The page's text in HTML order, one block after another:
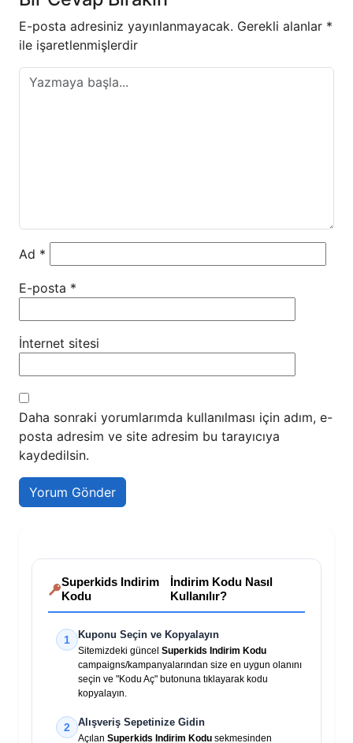
E-posta adresiniz yayınlanmayacak. Gerekli alanlar *
ile işaretlenmişlerdir
Ad *
E-posta *
İnternet sitesi
Daha sonraki yorumlarımda kullanılması için adım, e-
posta adresim ve site adresim bu tarayıcıya
kaydedilsin.
Superkids Indirim
Kodu
İndirim Kodu Nasıl
Kullanılır?
1 Kuponu Seçin ve Kopyalayın
Sitemizdeki güncel Superkids Indirim Kodu
campaigns/kampanyalarından size en uygun olanını
seçin ve "Kodu Aç" butonuna tıklayarak kodu
kopyalayın.
2 Alışveriş Sepetinize Gidin
Açılan Superkids Indirim Kodu sekmesinden